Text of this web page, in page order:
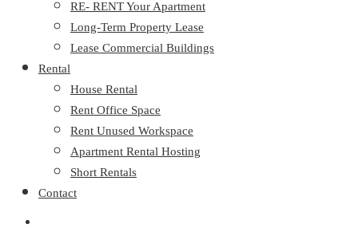
RE- RENT Your Apartment
Long-Term Property Lease
Lease Commercial Buildings
Rental
House Rental
Rent Office Space
Rent Unused Workspace
Apartment Rental Hosting
Short Rentals
Contact